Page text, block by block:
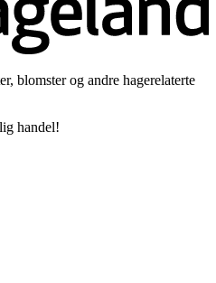
blomster og andre hagerelaterte
handel!